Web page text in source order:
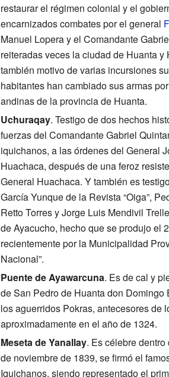
restaurar el régimen colonial y el
encarnizados combates por el general
Manuel Lopera y el Comandante
reiteradas veces la ciudad de Huanta
también motivo de varias incursiones
habitantes han cambiado sus armas
andinas de la provincia de Huanta.
Uchuraqay. Testigo de dos hechos
fuerzas del Comandante Gabriel
iquichanos, a las órdenes del General
Huachaca, después de una feroz
General Huachaca. Y también es
García Yunque de la Revista “Oiga”,
Retto Torres y Jorge Luis Mendivil
de Ayacucho, hecho que se produjo el
recientemente por la Municipalidad
Nacional”.
Puente de Ayawarcuna. Es de cal y
de San Pedro de Huanta don Domingo
los aguerridos Pokras, antecesores de
aproximadamente en el año de 1324.
Meseta de Yanallay. Es célebre
de noviembre de 1839, se firmó el
Iquichanos, siendo representado el